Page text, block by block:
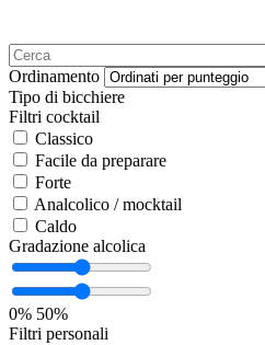
Ordinamento
Tipo di bicchiere
Filtri cocktail
Classico
Facile da preparare
Forte
Analcolico / mocktail
Caldo
Gradazione alcolica
0% 50%
Filtri personali